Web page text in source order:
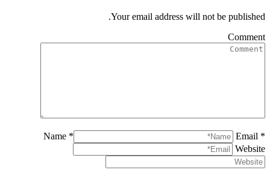
Your email address will not be published.
Comment
Name *
Email *
Website